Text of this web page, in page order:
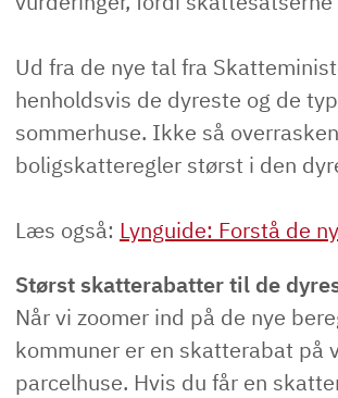
Ud fra de nye tal fra
henholdsvis de dyreste og de
sommerhuse. Ikke så
boligskatteregler størst i den
Læs også: Lynguide: Forstå de
Størst skatterabatter til de
Når vi zoomer ind på de nye
kommuner er en skatterabat på
parcelhuse. Hvis du får en